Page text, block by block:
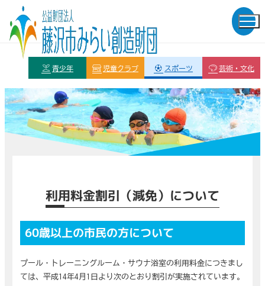
青少年 児童クラブ スポーツ 芸術・文化
利用料金割引（減免）について
60歳以上の市民の方について
プール・トレーニングルーム・サウナ浴室の利用料金につきまし
ては、平成14年4月1日より次のとおり割引が実施されています。